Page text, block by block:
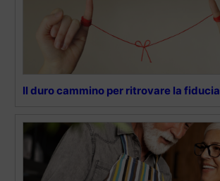
Il duro cammino per ritrovare la fiducia